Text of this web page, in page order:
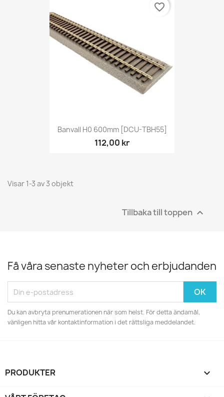
Banvall H0 600mm [DCU-TBH55]
112,00 kr
favorite_border
Visar 1-3 av 3 objekt
Tillbaka till toppen 
Få våra senaste nyheter och erbjudanden
Du kan avbryta prenumerationen när som helst. För detta ändamål,
vänligen hitta vår kontaktinformation i det rättsliga meddelandet.
PRODUKTER 